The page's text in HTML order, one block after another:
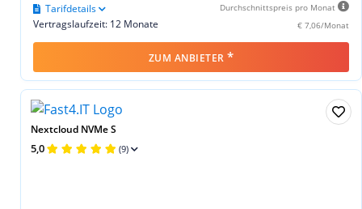
Durchschnittspreis pro Monat
€ 7,06/Monat
Vertragslaufzeit: 12 Monate
Tarifdetails
ZUM ANBIETER *
Nextcloud NVMe S
5,0 (9)